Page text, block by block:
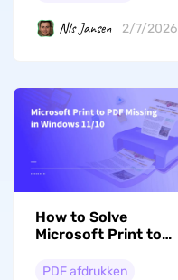
Nls Jansen 2/7/2026
How to Solve
Microsoft Print to
Solutions) 复制
PDF afdrukken